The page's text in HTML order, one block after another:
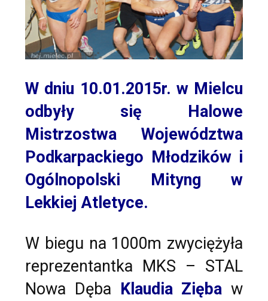
W dniu 10.01.2015r. w Mielcu
odbyły się Halowe
Mistrzostwa Województwa
Podkarpackiego Młodzików i
Ogólnopolski Mityng w
Lekkiej Atletyce.
W biegu na 1000m zwyciężyła
reprezentantka MKS – STAL
Nowa Dęba Klaudia Zięba w